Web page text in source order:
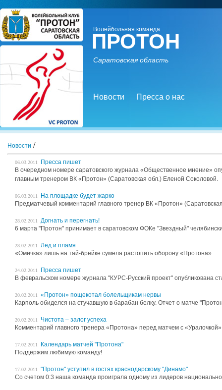
Волейбольная команда
ПРОТОН
Саратовская область
Новости Пресса о нас
Новости /
06.03.2011
Пресса пишет
В очередном номере саратовского журнала «Общественное мнение»
главным тренером ВК «Протон» (Саратовская обл.) Еленой Соколовой.
06.03.2011
На площадке будет жарко
Предматчевый комментарий главного тренер ВК «Протон»
28.02.2011
Догнать и перегнать!
6 марта "Протон" принимает в саратовском ФОКе "Звездный"
28.02.2011
Лед и пламя
«Омичка» лишь на тай-брейке сумела растопить оборону «Протона»
24.02.2011
Пресса пишет
В февральском номере журнала "КУРС-Русский проект" опубликована
20.02.2011
«Протон» пощекотал болельщикам нервы
Карполь обиделся на стучавшую в барабан белку. Отчет о матче
20.02.2011
Чистота – залог успеха
Комментарий главного тренера «Протона» перед матчем с «Уралочкой»
17.02.2011
Календарь матчей "Протона"
Поддержим любимую команду!
17.02.2011
"Протон" уступил в гостях краснодарскому "Динамо"
Со счетом 0:3 наша команда проиграла одному из лидеров